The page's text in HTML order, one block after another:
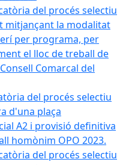
del procés selectiu
mitjançant la modalitat
per programa, per
el lloc de treball de
Comarcal del
del procés selectiu
d'una plaça
A2 i provisió definitiva
homònim OPO 2023.
del procés selectiu